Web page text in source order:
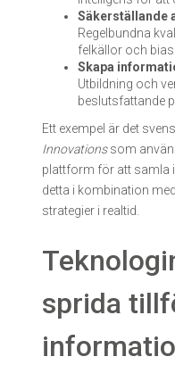
Säkerställande
Regelbundna
felkällor och bias.
Skapa
Utbildning och
beslutsfattande
Ett exempel är det
Innovationssom
plattform för att samla
detta i kombination
strategier i realtid.
sprida